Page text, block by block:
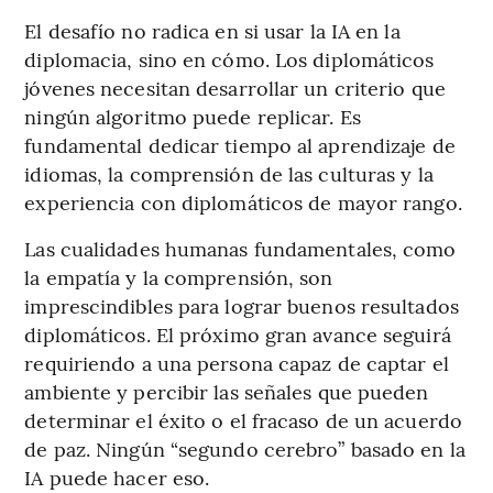
El desafío no radica en si usar la IA en la
diplomacia, sino en cómo. Los diplomáticos
jóvenes necesitan desarrollar un criterio que
ningún algoritmo puede replicar. Es
fundamental dedicar tiempo al aprendizaje de
idiomas, la comprensión de las culturas y la
experiencia con diplomáticos de mayor rango.
Las cualidades humanas fundamentales, como
la empatía y la comprensión, son
imprescindibles para lograr buenos resultados
diplomáticos. El próximo gran avance seguirá
requiriendo a una persona capaz de captar el
ambiente y percibir las señales que pueden
determinar el éxito o el fracaso de un acuerdo
de paz. Ningún “segundo cerebro” basado en la
IA puede hacer eso.